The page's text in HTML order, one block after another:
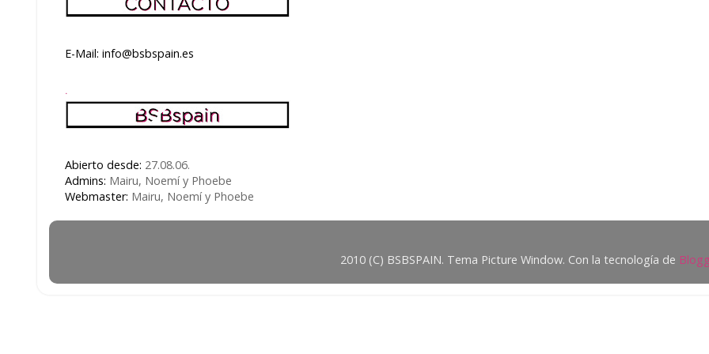
E-Mail: info@bsbspain.es
.
Abierto desde: 27.08.06.
Admins: Mairu, Noemí y Phoebe
Webmaster: Mairu, Noemí y Phoebe
2010 (C) BSBSPAIN. Tema Picture Window. Con la tecnología de